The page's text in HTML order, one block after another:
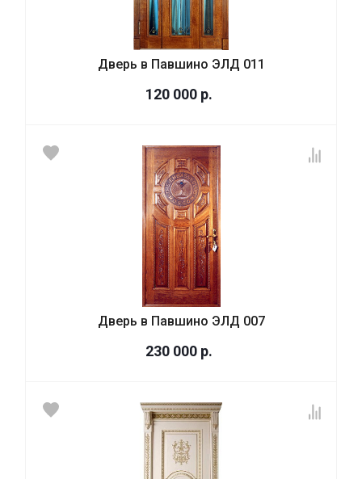
Дверь в Павшино ЭЛД 011
120 000 р.
Дверь в Павшино ЭЛД 007
230 000 р.